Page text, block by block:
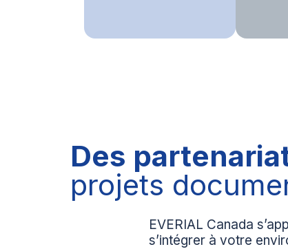
Des
projets
EVERIAL Canada
s’intégrer à votre